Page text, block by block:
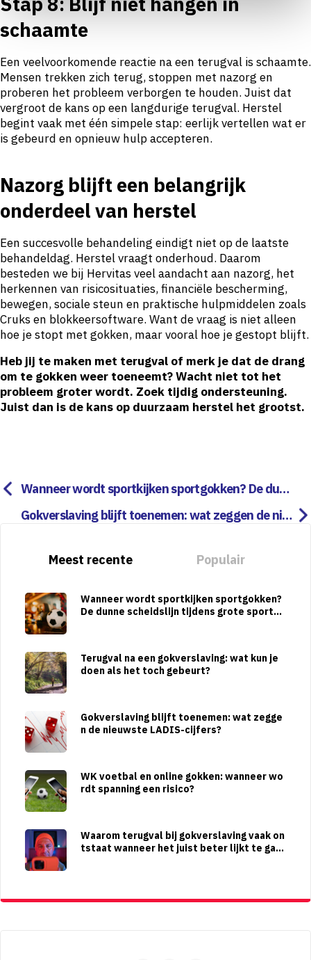
schaamte
Een veelvoorkomende reactie na een terugval is schaamte.
Mensen trekken zich terug, stoppen met nazorg en
proberen het probleem verborgen te houden. Juist dat
vergroot de kans op een langdurige terugval. Herstel
begint vaak met één simpele stap: eerlijk vertellen wat er
is gebeurd en opnieuw hulp accepteren.
Nazorg blijft een belangrijk
onderdeel van herstel
Een succesvolle behandeling eindigt niet op de laatste
behandeldag. Herstel vraagt onderhoud. Daarom
besteden we bij Hervitas veel aandacht aan nazorg, het
herkennen van risicosituaties, financiële bescherming,
bewegen, sociale steun en praktische hulpmiddelen zoals
Cruks en blokkeersoftware. Want de vraag is niet alleen
hoe je stopt met gokken, maar vooral hoe je gestopt blijft.
Heb jij te maken met terugval of merk je dat de drang
om te gokken weer toeneemt? Wacht niet tot het
probleem groter wordt. Zoek tijdig ondersteuning.
Juist dan is de kans op duurzaam herstel het grootst.
Wanneer wordt sportkijken sportgokken? De dun
Gokverslaving blijft toenemen: wat zeggen de nieu
Meest recente
Populair
Wanneer wordt sportkijken sportgokken?
De dunne scheidslijn tijdens grote sportto
Terugval na een gokverslaving: wat kun je
doen als het toch gebeurt?
Gokverslaving blijft toenemen: wat zegge
n de nieuwste LADIS-cijfers?
WK voetbal en online gokken: wanneer wo
rdt spanning een risico?
Waarom terugval bij gokverslaving vaak on
tstaat wanneer het juist beter lijkt te gaa